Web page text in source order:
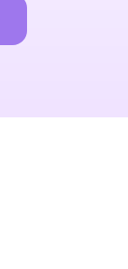
sa présence.